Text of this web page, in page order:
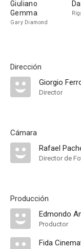
Giuliano
Gemma
Gary Diamond
Dirección
Giorgio
Director
Cámara
Rafael
Director de
Producción
Edmondo
Productor